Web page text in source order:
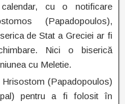
cu o notificare
(Papadopoulos),
de Stat a Greciei ar fi
Nici o biserică
cu Meletie.
(Papadopoulos)
pentru a fi folosit în